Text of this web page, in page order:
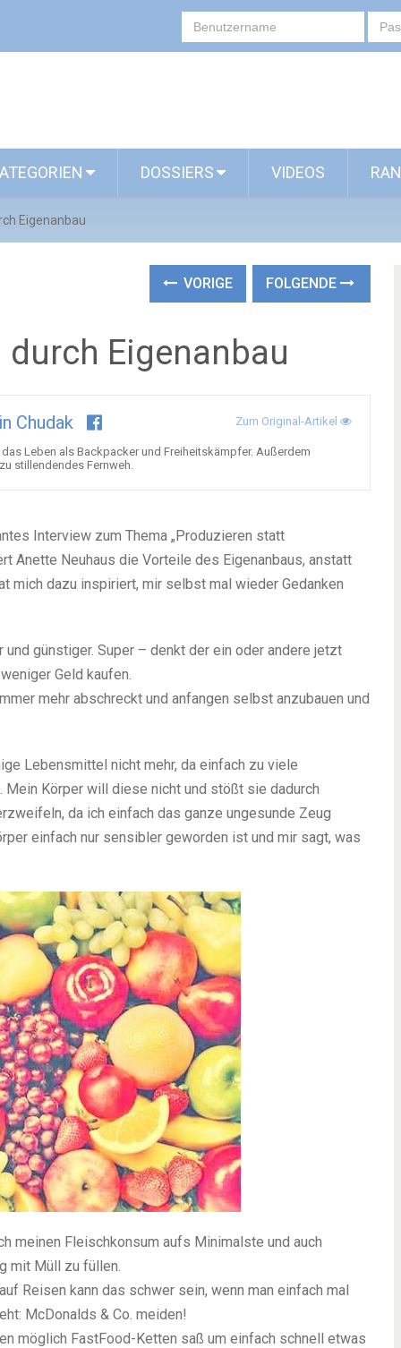
DOSSIERS VIDEOS
Eigenanbau
VORIGE FOLGENDE
Eigenanbau
Chudak Zum Original-Artikel
Leben als Backpacker und Freiheitskämpfer. Außerdem
stillendendes Fernweh.
Interview zum Thema „Produzieren statt
Anette Neuhaus die Vorteile des Eigenanbaus, anstatt
mich dazu inspiriert, mir selbst mal wieder Gedanken
günstiger. Super – denkt der ein oder andere jetzt
Geld kaufen.
mehr abschreckt und anfangen selbst anzubauen und
Lebensmittel nicht mehr, da einfach zu viele
Körper will diese nicht und stößt sie dadurch
da ich einfach das ganze ungesunde Zeug
einfach nur sensibler geworden ist und mir sagt, was
meinen Fleischkonsum aufs Minimalste und auch
mit Müll zu füllen.
Reisen kann das schwer sein, wenn man einfach mal
McDonalds & Co. meiden!
möglich FastFood-Ketten saß um einfach schnell etwas